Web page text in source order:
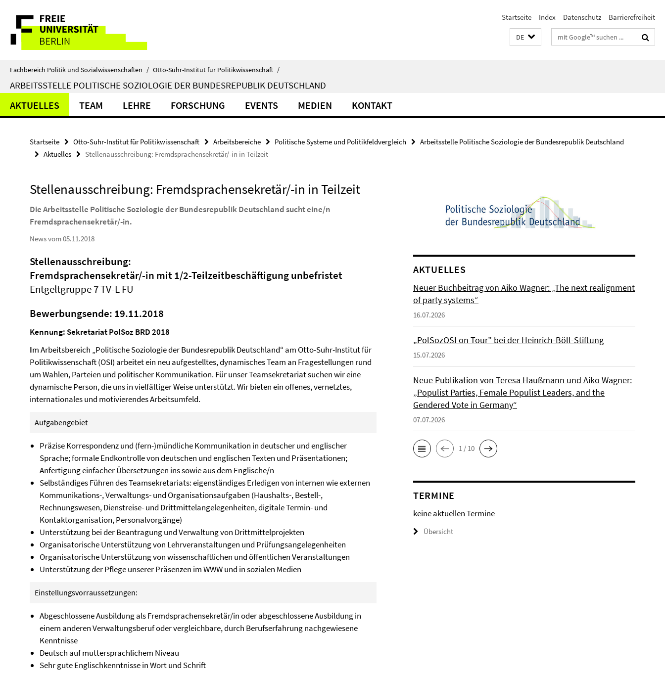
direkt
Inhalt
Service-
Navigation
Startseite Index Datenschutz Barrierefreiheit
DE Suchbegriffe
Fachbereich Politik und Sozialwissenschaften / Otto-Suhr-Institut für Politikwissenschaft /
ARBEITSSTELLE POLITISCHE SOZIOLOGIE DER BUNDESREPUBLIK DEUTSCHLAND
AKTUELLES TEAM LEHRE FORSCHUNG EVENTS MEDIEN KONTAKT
Startseite Otto-Suhr-Institut für Politikwissenschaft Arbeitsbereiche Politische Systeme und Politikfeldvergleich
Arbeitsstelle Politische Soziologie der Bundesrepublik Deutschland
Aktuelles
Stellenausschreibung: Fremdsprachensekretär/-in in Teilzeit
Stellenausschreibung: Fremdsprachensekretär/-in in Teilzeit
Die Arbeitsstelle Politische Soziologie der Bundesrepublik Deutschland sucht eine/n
Fremdsprachensekretär/-in.
News vom 05.11.2018
Stellenausschreibung:
Fremdsprachensekretär/-in mit 1/2-Teilzeitbeschäftigung unbefristet
Entgeltgruppe 7 TV-L FU
Bewerbungsende: 19.11.2018
Kennung: Sekretariat PolSoz BRD 2018
Im Arbeitsbereich „Politische Soziologie der Bundesrepublik Deutschland“ am Otto-Suhr-Institut für
Politikwissenschaft (OSI) arbeitet ein neu aufgestelltes, dynamisches Team an Fragestellungen rund
um Wahlen, Parteien und politischer Kommunikation. Für unser Teamsekretariat suchen wir eine
dynamische Person, die uns in vielfältiger Weise unterstützt. Wir bieten ein offenes, vernetztes,
internationales und motivierendes Arbeitsumfeld.
Aufgabengebiet
Präzise Korrespondenz und (fern-)mündliche Kommunikation in deutscher und englischer
Sprache; formale Endkontrolle von deutschen und englischen Texten und Präsentationen;
Anfertigung einfacher Übersetzungen ins sowie aus dem Englische/n
Selbständiges Führen des Teamsekretariats: eigenständiges Erledigen von internen wie externen
Kommunikations-, Verwaltungs- und Organisationsaufgaben (Haushalts-, Bestell-,
Rechnungswesen, Dienstreise- und Drittmittelangelegenheiten, digitale Termin- und
Kontaktorganisation, Personalvorgänge)
Unterstützung bei der Beantragung und Verwaltung von Drittmittelprojekten
Organisatorische Unterstützung von Lehrveranstaltungen und Prüfungsangelegenheiten
Organisatorische Unterstützung von wissenschaftlichen und öffentlichen Veranstaltungen
Unterstützung der Pflege unserer Präsenzen im WWW und in sozialen Medien
Einstellungsvorraussetzungen:
Abgeschlossene Ausbildung als Fremdsprachensekretär/in oder abgeschlossene Ausbildung in
einem anderen Verwaltungsberuf oder vergleichbare, durch Berufserfahrung nachgewiesene
Kenntnisse
Deutsch auf muttersprachlichem Niveau
Sehr gute Englischkenntnisse in Wort und Schrift
AKTUELLES
Neuer Buchbeitrag von Aiko Wagner: „The next realignment
of party systems“
16.07.2026
„PolSozOSI on Tour” bei der Heinrich-Böll-Stiftung
15.07.2026
Neue Publikation von Teresa Haußmann und Aiko Wagner:
„Populist Parties, Female Populist Leaders, and the
Gendered Vote in Germany“
07.07.2026
1 / 10
TERMINE
keine aktuellen Termine
Übersicht